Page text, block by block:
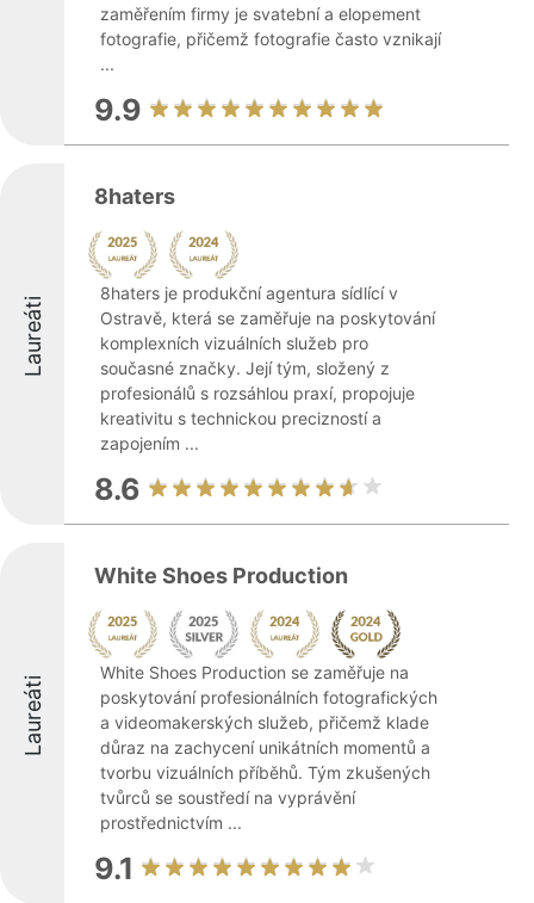
zaměřením firmy je svatební a elopement
fotografie, přičemž fotografie často vznikají
...
9.9
Laureáti
8haters
8haters je produkční agentura sídlící v
Ostravě, která se zaměřuje na poskytování
komplexních vizuálních služeb pro
současné značky. Její tým, složený z
profesionálů s rozsáhlou praxí, propojuje
kreativitu s technickou precizností a
zapojením ...
8.6
Laureáti
White Shoes Production
White Shoes Production se zaměřuje na
poskytování profesionálních fotografických
a videomakerských služeb, přičemž klade
důraz na zachycení unikátních momentů a
tvorbu vizuálních příběhů. Tým zkušených
tvůrců se soustředí na vyprávění
prostřednictvím ...
9.1